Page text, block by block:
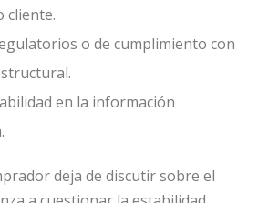
cliente.
o de cumplimiento con
en la información
deja de discutir sobre el